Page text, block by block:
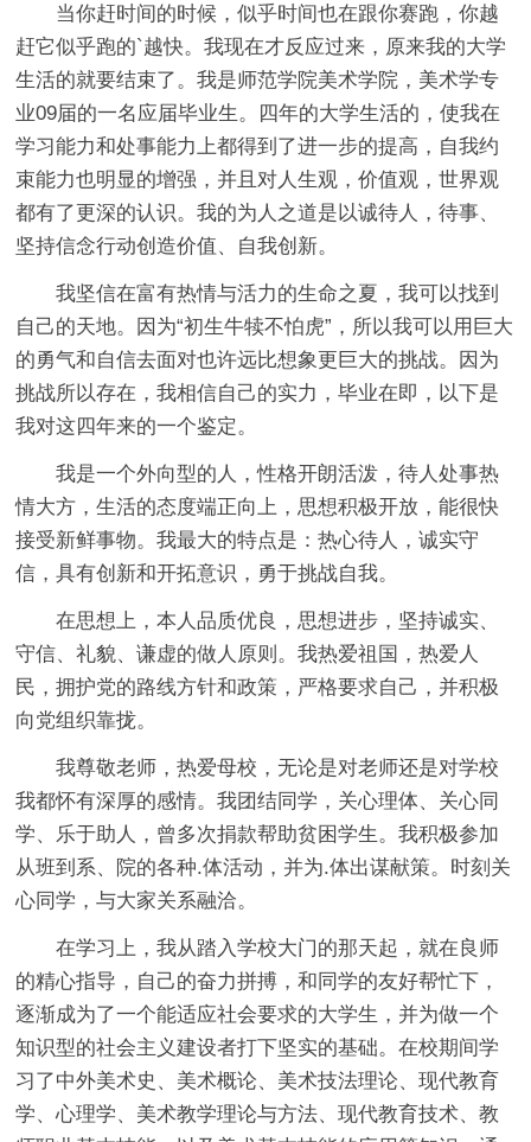
当你赶时间的时候，似乎时间也在跟你赛跑，你越
赶它似乎跑的`越快。我现在才反应过来，原来我的大学
生活的就要结束了。我是师范学院美术学院，美术学专
业09届的一名应届毕业生。四年的大学生活的，使我在
学习能力和处事能力上都得到了进一步的提高，自我约
束能力也明显的增强，并且对人生观，价值观，世界观
都有了更深的认识。我的为人之道是以诚待人，待事、
坚持信念行动创造价值、自我创新。
我坚信在富有热情与活力的生命之夏，我可以找到
自己的天地。因为“初生牛犊不怕虎”，所以我可以用巨大
的勇气和自信去面对也许远比想象更巨大的挑战。因为
挑战所以存在，我相信自己的实力，毕业在即，以下是
我对这四年来的一个鉴定。
我是一个外向型的人，性格开朗活泼，待人处事热
情大方，生活的态度端正向上，思想积极开放，能很快
接受新鲜事物。我最大的特点是：热心待人，诚实守
信，具有创新和开拓意识，勇于挑战自我。
在思想上，本人品质优良，思想进步，坚持诚实、
守信、礼貌、谦虚的做人原则。我热爱祖国，热爱人
民，拥护党的路线方针和政策，严格要求自己，并积极
向党组织靠拢。
我尊敬老师，热爱母校，无论是对老师还是对学校
我都怀有深厚的感情。我团结同学，关心理体、关心同
学、乐于助人，曾多次捐款帮助贫困学生。我积极参加
从班到系、院的各种.体活动，并为.体出谋献策。时刻关
心同学，与大家关系融洽。
在学习上，我从踏入学校大门的那天起，就在良师
的精心指导，自己的奋力拼搏，和同学的友好帮忙下，
逐渐成为了一个能适应社会要求的大学生，并为做一个
知识型的社会主义建设者打下坚实的基础。在校期间学
习了中外美术史、美术概论、美术技法理论、现代教育
学、心理学、美术教学理论与方法、现代教育技术、教